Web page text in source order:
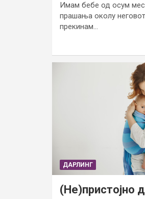
Имам бебе од осум
прашања околу
прекинам…
ДАРЛИНГ
(Не)пристојно